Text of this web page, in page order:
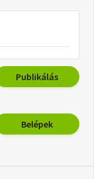
Publikálás
Belépek